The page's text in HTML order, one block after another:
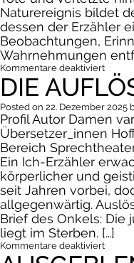
Naturereignis bildet
dessen der Erzähler
Beobachtungen,
Wahrnehmungen
Kommentare deaktiviertfür
Die
der
Dinge
DIE
Posted on 22. Dezember 2025
Profil Autor Damen
Übersetzer_innen
Bereich
Ein Ich-Erzähler
körperlicher und
seit Jahren vorbei,
allgegenwärtig.
Brief des Onkels: Die
liegt im Sterben. […]
Kommentare deaktiviertfür
Die